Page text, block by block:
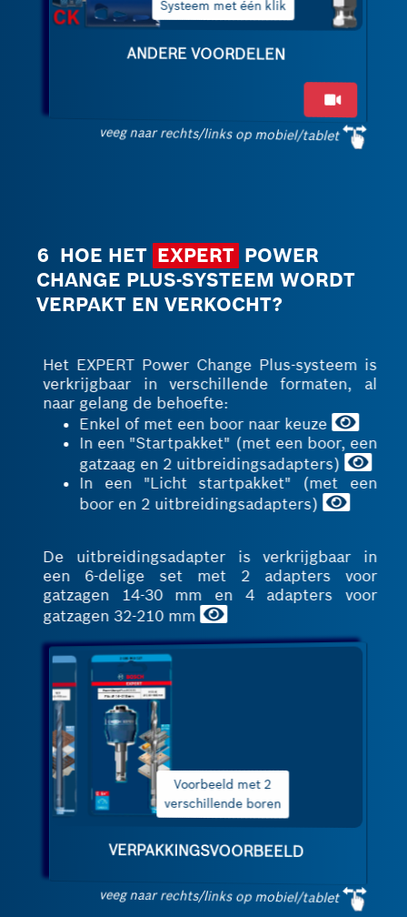
Uitstekende geleiding
ANDERE VOORDELEN
veeg naar rechts/links op mobiel/tablet
6 HOE HET EXPERT POWER
CHANGE PLUS-SYSTEEM WORDT
VERPAKT EN VERKOCHT?
Het EXPERT Power Change Plus-systeem is
verkrijgbaar in verschillende formaten, al
naar gelang de behoefte:
Enkel of met een boor naar keuze
In een "Startpakket" (met een boor, een
gatzaag en 2 uitbreidingsadapters)
In een "Licht startpakket" (met een
boor en 2 uitbreidingsadapters)
De uitbreidingsadapter is verkrijgbaar in
een 6-delige set met 2 adapters voor
gatzagen 14-30 mm en 4 adapters voor
gatzagen 32-210 mm
Startpakket met een
gatzaag
VERPAKKINGSVOORBEELD
veeg naar rechts/links op mobiel/tablet